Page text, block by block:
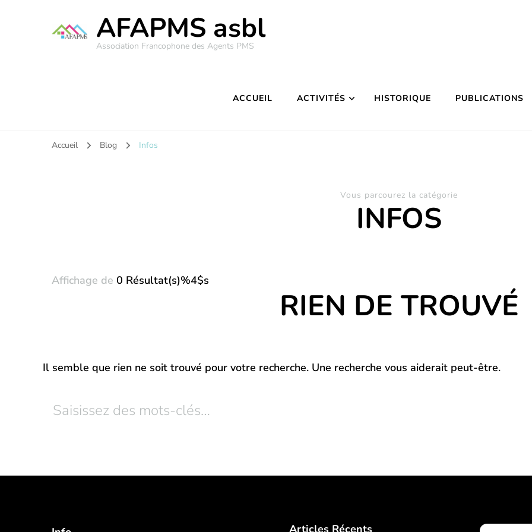
AFAPMS asbl
Association Francophone des Agents PMS
ACCUEIL ACTIVITÉS HISTORIQUE PUBLICATIONS
Accueil Blog Infos
Vous parcourez la catégorie
INFOS
Affichage de 0 Résultat(s)%4$s
RIEN DE TROUVÉ
Il semble que rien ne soit trouvé pour votre recherche. Une recherche vous aiderait peut-être.
recherchiez
?
Articles Récents